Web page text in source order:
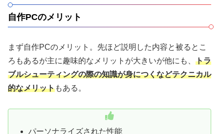
自作PCのメリット
まず自作PCのメリット。先ほど説明した内容と被るとこ
ろもあるが主に趣味的なメリットが大きいが他にも、 トラ
ブルシューティングの際の知識が身につくなどテクニカル
的なメリットもある。
パーソナライズされた性能